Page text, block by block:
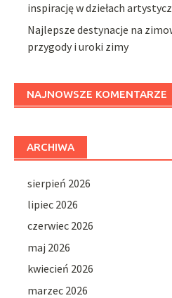
inspirację w dziełach
Najlepsze destynacje na
przygody i uroki zimy
NAJNOWSZE KOMENTARZE
ARCHIWA
sierpień 2026
lipiec 2026
czerwiec 2026
maj 2026
kwiecień 2026
marzec 2026